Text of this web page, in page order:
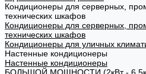
Кондиционеры для серверных,
технических шкафов
Кондиционеры для серверных,
технических шкафов
Кондиционеры для уличных
Настенные кондиционеры
Настенные кондиционеры